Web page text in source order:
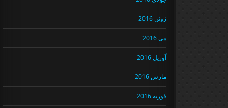
ژوئن 2016
می 2016
آوریل 2016
مارس 2016
فوریه 2016